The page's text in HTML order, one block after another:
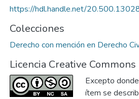
https://hdl.handle.net/
Colecciones
Derecho con mención en Derecho
Licencia Creative Commons
Excepto
ítem se